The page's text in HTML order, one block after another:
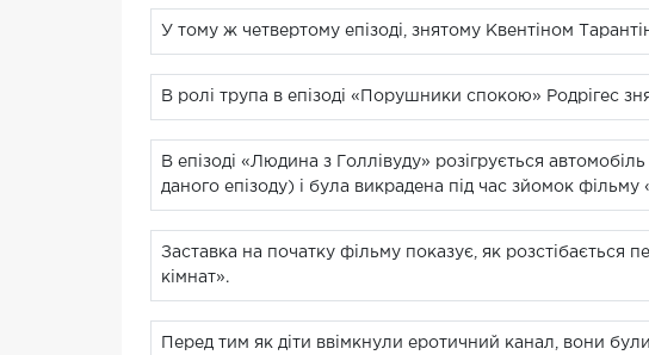
У тому ж четвертому епізоді, знятому Квентіном
В ролі трупа в епізоді «Порушники спокою» Родрігес
В епізоді «Людина з Голлівуду» розігрується
даного епізоду) і була викрадена під час зйомок
Заставка на початку фільму показує, як
кімнат».
Перед тим як діти ввімкнули еротичний канал, вони